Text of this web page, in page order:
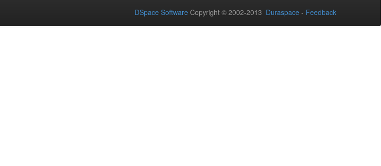
DSpace Software Copyright © 2002-2013 Duraspace - Feedback